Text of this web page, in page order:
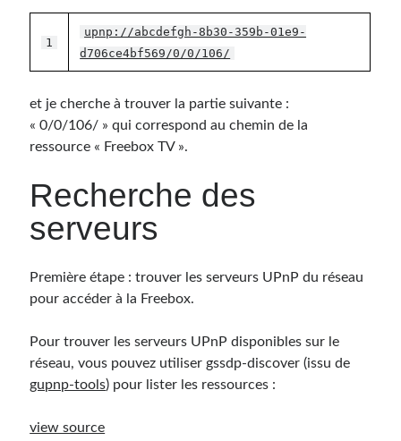
1
upnp://abcdefgh-8b30-359b-01e9-
d706ce4bf569/0/0/106/
et je cherche à trouver la partie suivante :
« 0/0/106/ » qui correspond au chemin de la
ressource « Freebox TV ».
Recherche des
serveurs
Première étape : trouver les serveurs UPnP du réseau
pour accéder à la Freebox.
Pour trouver les serveurs UPnP disponibles sur le
réseau, vous pouvez utiliser gssdp-discover (issu de
gupnp-tools) pour lister les ressources :
view source